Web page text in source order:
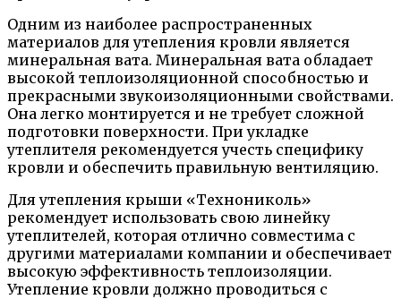
Одним из наиболее распространенных
материалов для утепления кровли является
минеральная вата. Минеральная вата обладает
высокой теплоизоляционной способностью и
прекрасными звукоизоляционными свойствами.
Она легко монтируется и не требует сложной
подготовки поверхности. При укладке
утеплителя рекомендуется учесть специфику
кровли и обеспечить правильную вентиляцию.
Для утепления крыши «Технониколь»
рекомендует использовать свою линейку
утеплителей, которая отлично совместима с
другими материалами компании и обеспечивает
высокую эффективность теплоизоляции.
Утепление кровли должно проводиться с